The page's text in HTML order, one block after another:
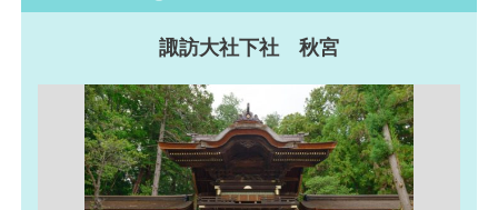
諏訪大社下社 秋宮